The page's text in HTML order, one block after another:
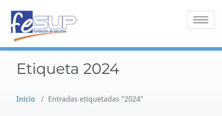
contenido
Alternar
Etiqueta 2024
Inicio / Entradas etiquetadas "2024"